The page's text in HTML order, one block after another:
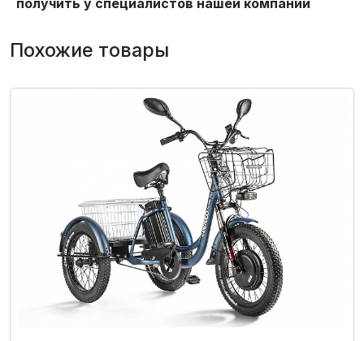
получить у специалистов нашей компании
Похожие товары